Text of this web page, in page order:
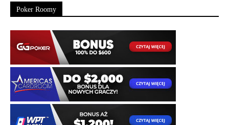
Poker Roomy